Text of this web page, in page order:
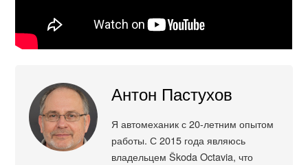
Антон Пастухов
Я автомеханик с 20-летним опытом
работы. С 2015 года являюсь
владельцем Škoda Octavia, что